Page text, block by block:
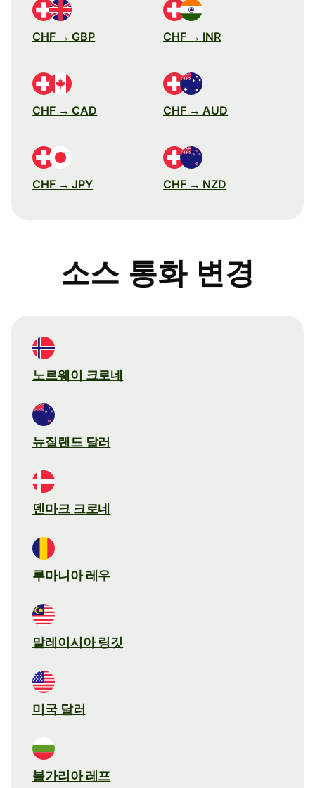
CHF → GBP CHF → INR
CHF → CAD CHF → AUD
CHF → JPY CHF → NZD
소스 통화 변경
노르웨이 크로네
뉴질랜드 달러
덴마크 크로네
루마니아 레우
말레이시아 링깃
미국 달러
불가리아 레프